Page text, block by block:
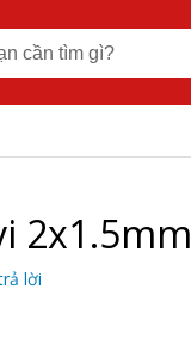
2x1.5mm
lời